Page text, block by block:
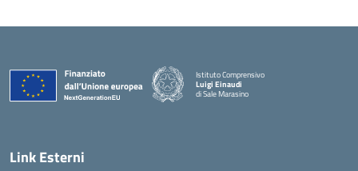
Istituto Comprensivo
Luigi Einaudi
di Sale Marasino
Link Esterni